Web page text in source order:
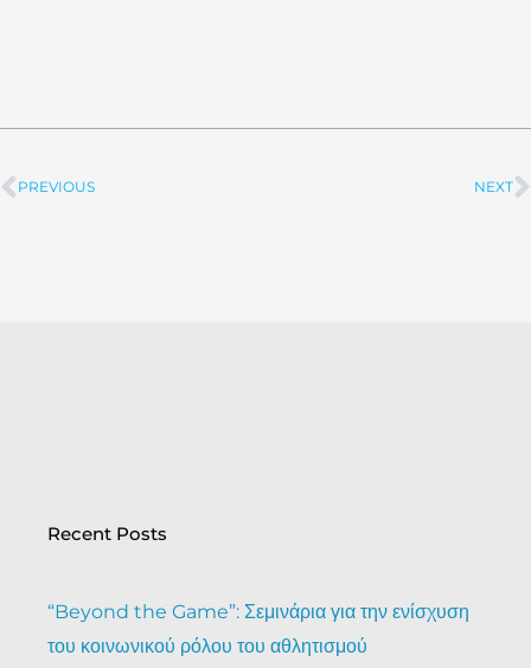
Prev
PREVIOUS NEXT
Recent Posts
“Beyond the Game”: Σεμινάρια για την ενίσχυση
του κοινωνικού ρόλου του αθλητισμού